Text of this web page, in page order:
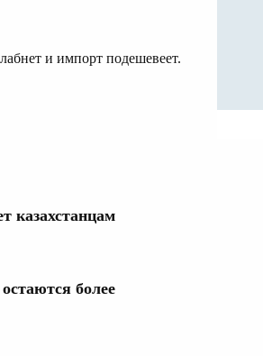
и импорт подешевеет.
казахстанцам
более